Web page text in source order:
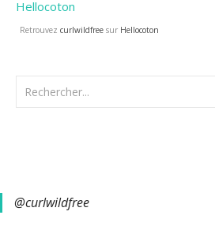
Retrouvez curlwildfree sur Hellocoton
@curlwildfree